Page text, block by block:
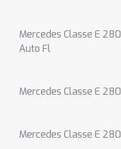
Mercedes Classe E
Auto Fl
Mercedes Classe E
Mercedes Classe E